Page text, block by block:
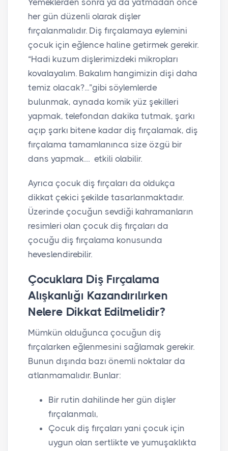
Yemeklerden sonra ya da yatmadan önce
her gün düzenli olarak dişler
fırçalanmalıdır. Diş fırçalamaya eylemini
çocuk için eğlence haline getirmek gerekir.
“Hadi kuzum dişlerimizdeki mikropları
kovalayalım. Bakalım hangimizin dişi daha
temiz olacak?...”gibi söylemlerde
bulunmak, aynada komik yüz şekilleri
yapmak, telefondan dakika tutmak, şarkı
açıp şarkı bitene kadar diş fırçalamak, diş
fırçalama tamamlanınca size özgü bir
dans yapmak… etkili olabilir.
Ayrıca çocuk diş fırçaları da oldukça
dikkat çekici şekilde tasarlanmaktadır.
Üzerinde çocuğun sevdiği kahramanların
resimleri olan çocuk diş fırçaları da
çocuğu diş fırçalama konusunda
heveslendirebilir.
Çocuklara Diş Fırçalama
Alışkanlığı Kazandırılırken
Nelere Dikkat Edilmelidir?
Mümkün olduğunca çocuğun diş
fırçalarken eğlenmesini sağlamak gerekir.
Bunun dışında bazı önemli noktalar da
atlanmamalıdır. Bunlar:
Bir rutin dahilinde her gün dişler
fırçalanmalı,
Çocuk diş fırçaları yani çocuk için
uygun olan sertlikte ve yumuşaklıkta